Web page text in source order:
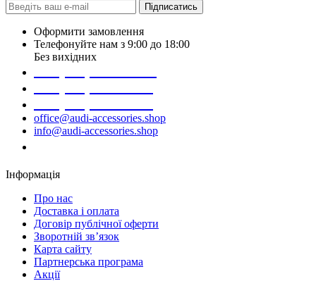
Підписатись
Оформити замовлення
Телефонуйте нам з 9:00 до 18:00
Без вихідних
office@audi-accessories.shop
info@audi-accessories.shop
Інформація
Про нас
Доставка і оплата
Договір публічної оферти
Зворотній зв’язок
Карта сайту
Партнерська програма
Акції